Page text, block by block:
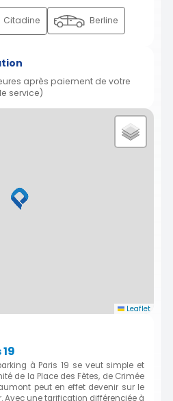
Citadine Berline
après paiement de votre
service)
Leaflet
à Paris 19 se veut simple et
de la Place des Fêtes, de Crimée
peut en effet devenir sur le
une tarification différenciée à